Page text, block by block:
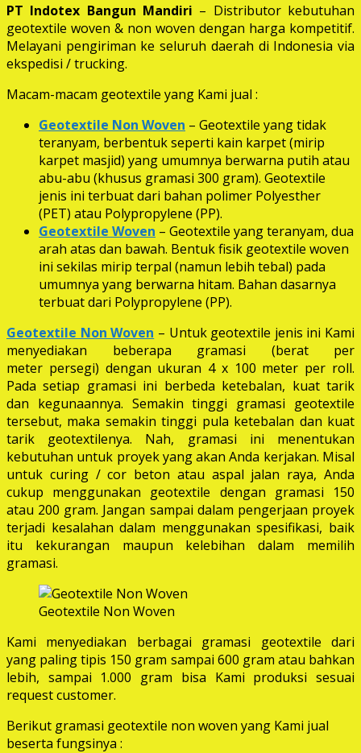
PT Indotex Bangun Mandiri – Distributor kebutuhan
geotextile woven & non woven dengan harga kompetitif.
Melayani pengiriman ke seluruh daerah di Indonesia via
ekspedisi / trucking.
Macam-macam geotextile yang Kami jual :
Geotextile Non Woven – Geotextile yang tidak
teranyam, berbentuk seperti kain karpet (mirip
karpet masjid) yang umumnya berwarna putih atau
abu-abu (khusus gramasi 300 gram). Geotextile
jenis ini terbuat dari bahan polimer Polyesther
(PET) atau Polypropylene (PP).
Geotextile Woven – Geotextile yang teranyam, dua
arah atas dan bawah. Bentuk fisik geotextile woven
ini sekilas mirip terpal (namun lebih tebal) pada
umumnya yang berwarna hitam. Bahan dasarnya
terbuat dari Polypropylene (PP).
Geotextile Non Woven – Untuk geotextile jenis ini Kami
menyediakan beberapa gramasi (berat per
meter persegi) dengan ukuran 4 x 100 meter per roll.
Pada setiap gramasi ini berbeda ketebalan, kuat tarik
dan kegunaannya. Semakin tinggi gramasi geotextile
tersebut, maka semakin tinggi pula ketebalan dan kuat
tarik geotextilenya. Nah, gramasi ini menentukan
kebutuhan untuk proyek yang akan Anda kerjakan. Misal
untuk curing / cor beton atau aspal jalan raya, Anda
cukup menggunakan geotextile dengan gramasi 150
atau 200 gram. Jangan sampai dalam pengerjaan proyek
terjadi kesalahan dalam menggunakan spesifikasi, baik
itu kekurangan maupun kelebihan dalam memilih
gramasi.
Geotextile Non Woven
Kami menyediakan berbagai gramasi geotextile dari
yang paling tipis 150 gram sampai 600 gram atau bahkan
lebih, sampai 1.000 gram bisa Kami produksi sesuai
request customer.
Berikut gramasi geotextile non woven yang Kami jual
beserta fungsinya :